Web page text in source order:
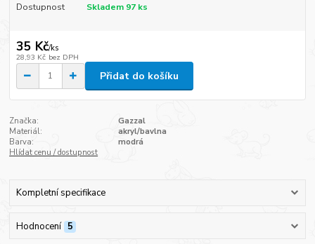
Dostupnost Skladem 97 ks
35 Kč/ks
28,93 Kč bez DPH
Přidat do košíku
Značka:
Gazzal
Materiál:
akryl/bavlna
Barva:
modrá
Hlídat cenu / dostupnost
Kompletní specifikace
Hodnocení 5